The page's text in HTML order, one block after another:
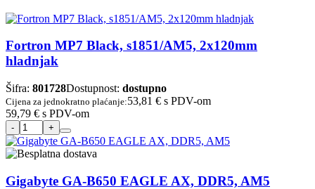
Fortron MP7 Black, s1851/AM5, 2x120mm
hladnjak
Šifra: 801728Dostupnost: dostupno
Cijena za jednokratno plaćanje:53,81 € s PDV-om
59,79 € s PDV-om
Gigabyte GA-B650 EAGLE AX, DDR5, AM5